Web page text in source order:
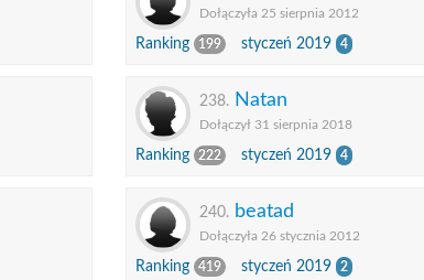
Dołączyła 25 sierpnia 2012
Ranking 199 styczeń 2019 4
238. Natan
Dołączył 31 sierpnia 2018
Ranking 222 styczeń 2019 4
240. beatad
Dołączyła 26 stycznia 2012
Ranking 419 styczeń 2019 2